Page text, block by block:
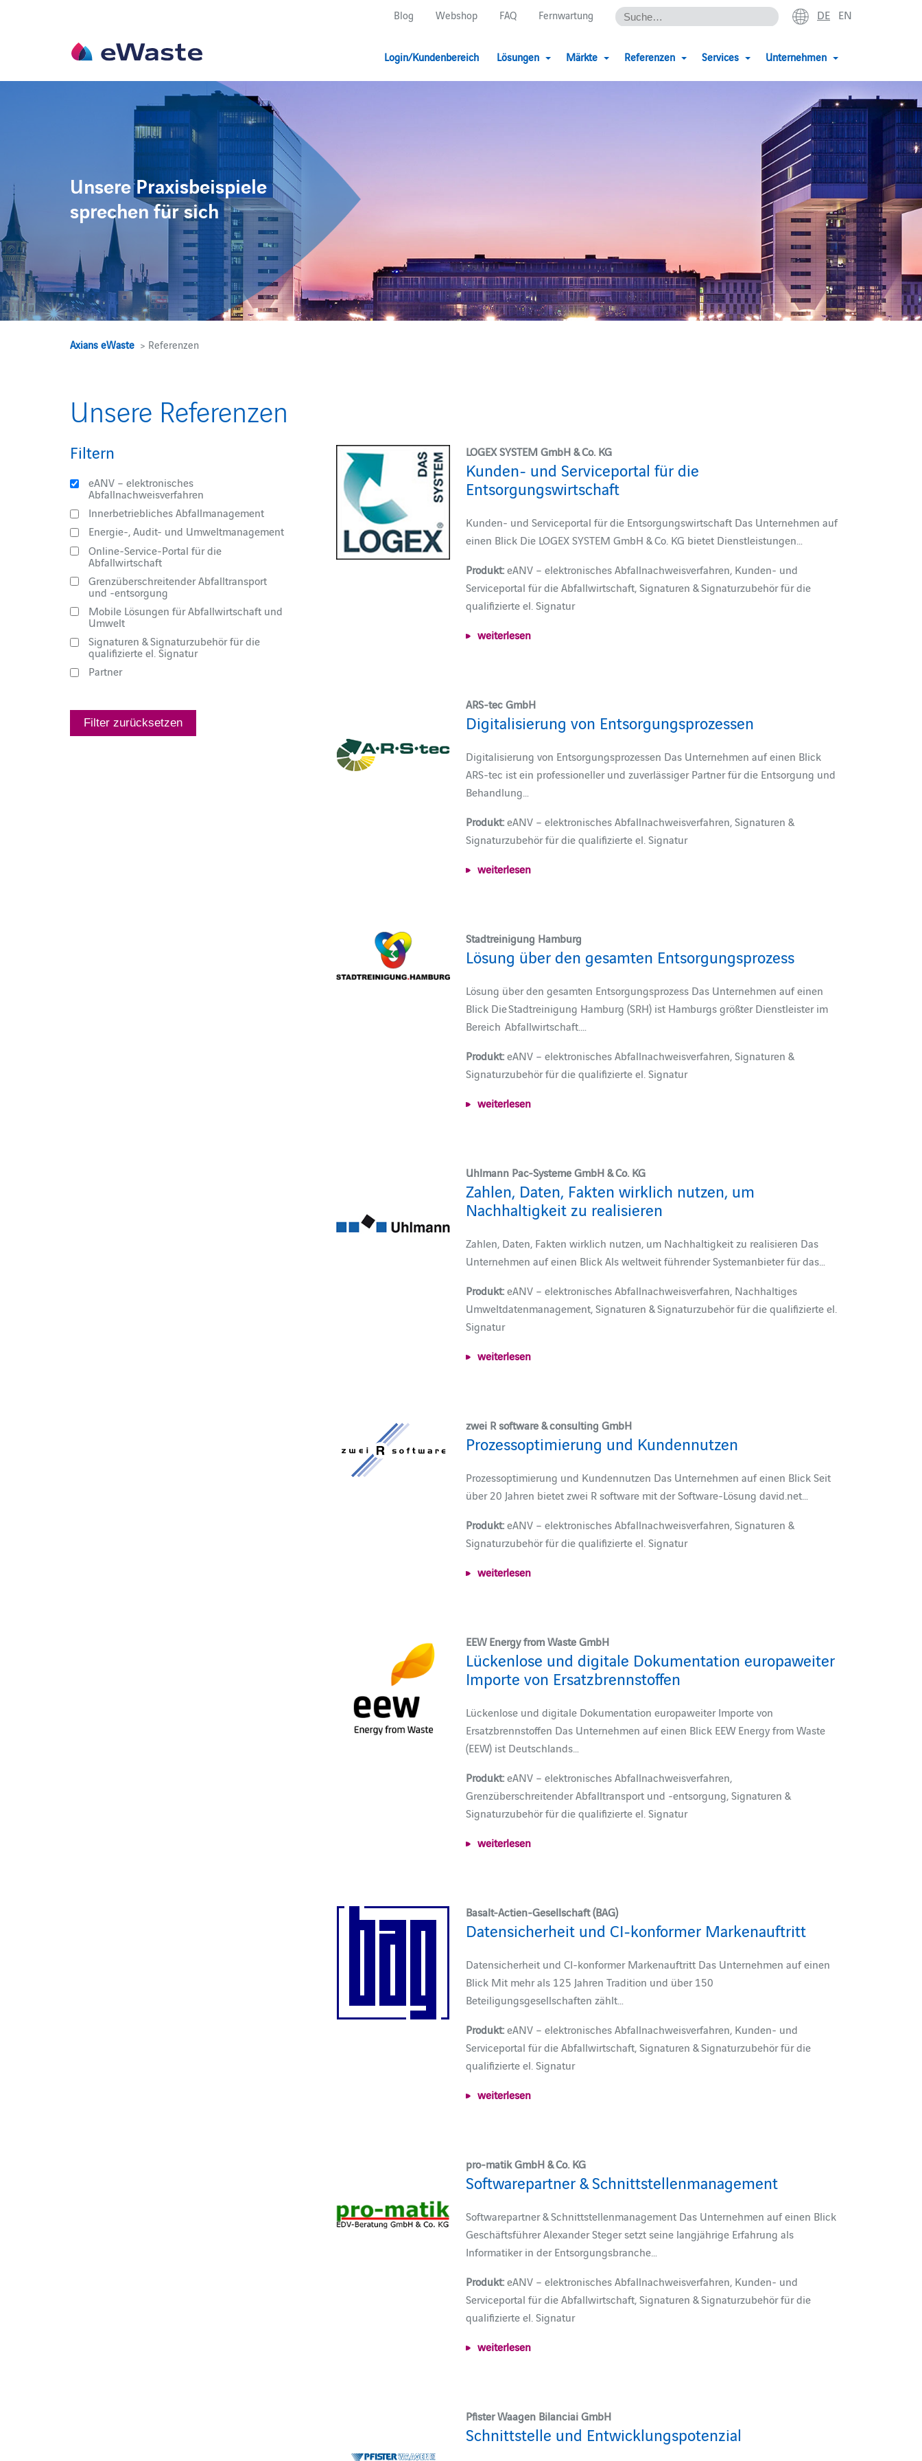
Blog Webshop FAQ Fernwartung DE EN
Login/Kundenbereich Lösungen Märkte Referenzen Services Unternehmen
Unsere Praxisbeispiele
sprechen für sich
Axians eWaste > Referenzen
Unsere Referenzen
Filtern
eANV – elektronisches
Abfallnachweisverfahren
Innerbetriebliches Abfallmanagement
Energie-, Audit- und Umweltmanagement
Online-Service-Portal für die
Abfallwirtschaft
Grenzüberschreitender Abfalltransport
und -entsorgung
Mobile Lösungen für Abfallwirtschaft und
Umwelt
Signaturen & Signaturzubehör für die
qualifizierte el. Signatur
Partner
Filter zurücksetzen
LOGEX SYSTEM GmbH & Co. KG
Kunden- und Serviceportal für die
Entsorgungswirtschaft
Kunden- und Serviceportal für die Entsorgungswirtschaft Das Unternehmen auf
einen Blick Die LOGEX SYSTEM GmbH & Co. KG bietet Dienstleistungen…
Produkt:eANV – elektronisches Abfallnachweisverfahren, Kunden- und
Serviceportal für die Abfallwirtschaft, Signaturen & Signaturzubehör für die
qualifizierte el. Signatur
weiterlesen
ARS-tec GmbH
Digitalisierung von Entsorgungsprozessen
Digitalisierung von Entsorgungsprozessen Das Unternehmen auf einen Blick
ARS-tec ist ein professioneller und zuverlässiger Partner für die Entsorgung und
Behandlung…
Produkt:eANV – elektronisches Abfallnachweisverfahren, Signaturen &
Signaturzubehör für die qualifizierte el. Signatur
weiterlesen
Stadtreinigung Hamburg
Lösung über den gesamten Entsorgungsprozess
Lösung über den gesamten Entsorgungsprozess Das Unternehmen auf einen
Blick Die Stadtreinigung Hamburg (SRH) ist Hamburgs größter Dienstleister im
Bereich Abfallwirtschaft.…
Produkt:eANV – elektronisches Abfallnachweisverfahren, Signaturen &
Signaturzubehör für die qualifizierte el. Signatur
weiterlesen
Uhlmann Pac-Systeme GmbH & Co. KG
Zahlen, Daten, Fakten wirklich nutzen, um
Nachhaltigkeit zu realisieren
Zahlen, Daten, Fakten wirklich nutzen, um Nachhaltigkeit zu realisieren Das
Unternehmen auf einen Blick Als weltweit führender Systemanbieter für das…
Produkt:eANV – elektronisches Abfallnachweisverfahren, Nachhaltiges
Umweltdatenmanagement, Signaturen & Signaturzubehör für die qualifizierte el.
Signatur
weiterlesen
zwei R software & consulting GmbH
Prozessoptimierung und Kundennutzen
Prozessoptimierung und Kundennutzen Das Unternehmen auf einen Blick Seit
über 20 Jahren bietet zwei R software mit der Software-Lösung david.net…
Produkt:eANV – elektronisches Abfallnachweisverfahren, Signaturen &
Signaturzubehör für die qualifizierte el. Signatur
weiterlesen
EEW Energy from Waste GmbH
Lückenlose und digitale Dokumentation europaweiter
Importe von Ersatzbrennstoffen
Lückenlose und digitale Dokumentation europaweiter Importe von
Ersatzbrennstoffen Das Unternehmen auf einen Blick EEW Energy from Waste
(EEW) ist Deutschlands…
Produkt:eANV – elektronisches Abfallnachweisverfahren,
Grenzüberschreitender Abfalltransport und -entsorgung, Signaturen &
Signaturzubehör für die qualifizierte el. Signatur
weiterlesen
Basalt-Actien-Gesellschaft (BAG)
Datensicherheit und CI-konformer Markenauftritt
Datensicherheit und CI-konformer Markenauftritt Das Unternehmen auf einen
Blick Mit mehr als 125 Jahren Tradition und über 150
Beteiligungsgesellschaften zählt…
Produkt:eANV – elektronisches Abfallnachweisverfahren, Kunden- und
Serviceportal für die Abfallwirtschaft, Signaturen & Signaturzubehör für die
qualifizierte el. Signatur
weiterlesen
pro-matik GmbH & Co. KG
Softwarepartner & Schnittstellenmanagement
Softwarepartner & Schnittstellenmanagement Das Unternehmen auf einen Blick
Geschäftsführer Alexander Steger setzt seine langjährige Erfahrung als
Informatiker in der Entsorgungsbranche…
Produkt:eANV – elektronisches Abfallnachweisverfahren, Kunden- und
Serviceportal für die Abfallwirtschaft, Signaturen & Signaturzubehör für die
qualifizierte el. Signatur
weiterlesen
Pfister Waagen Bilanciai GmbH
Schnittstelle und Entwicklungspotenzial